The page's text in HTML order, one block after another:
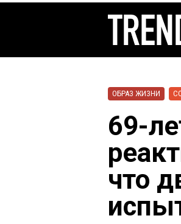
ОБРАЗ ЖИЗНИ
69-
что